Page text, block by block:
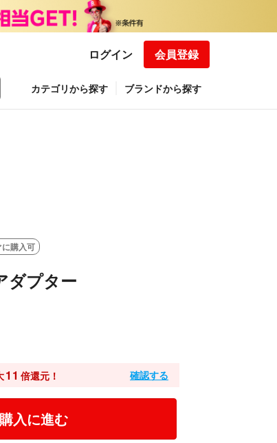
ログイン 会員登録
カテゴリから探す ブランドから探す
購入可
ダプター
11 倍還元！ 確認する
購入に進む